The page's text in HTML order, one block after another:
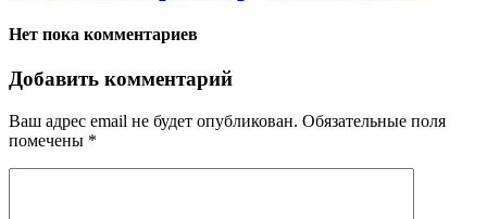
Нет пока комментариев
Добавить комментарий
Ваш адрес email не будет опубликован. Обязательные поля
помечены *